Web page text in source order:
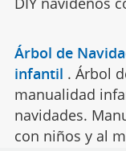
Árbol de
infantil . Árbol
manualidad
navidades.
con niños y al